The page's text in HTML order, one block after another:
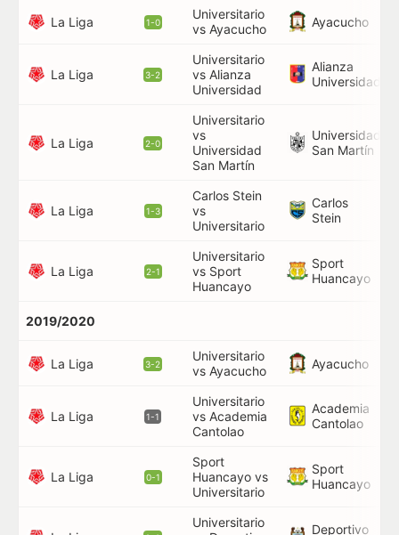
La Liga 1-0
Universitario
vs Ayacucho
Ayacucho
La Liga 3-2
Universitario
vs Alianza
Universidad
Alianza
Universidad
La Liga 2-0
Universitario
vs
Universidad
San Martín
Universidad
San Martín
La Liga 1-3
Carlos Stein
vs
Universitario
Carlos
Stein
La Liga 2-1
Universitario
vs Sport
Huancayo
Sport
Huancayo
2019/2020
La Liga 3-2
Universitario
vs Ayacucho
Ayacucho
La Liga 1-1
Universitario
vs Academia
Cantolao
Academia
Cantolao
La Liga 0-1
Sport
Huancayo vs
Universitario
Sport
Huancayo
Universitario
Deportivo